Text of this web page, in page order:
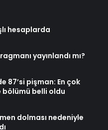
hesaplarda
yayınlandı mı?
87’si pişman: En çok
bölümü belli oldu
dolması nedeniyle